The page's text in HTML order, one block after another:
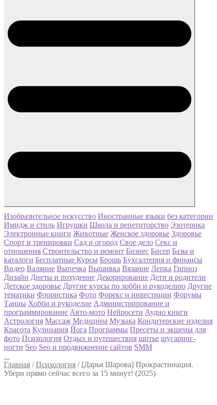
Изобразительное искусство Иностранные языки без категории
Имидж и стиль Игрушки Школа и репетиторство Эзотерика
Электронные книги Животные Женское здоровье Здоровье
Спорт и тренировки Сад и огород Свое дело Секс и
отношения Строительство и ремонт Бизнес Бисер Базы и
каталоги Бесплатные Курсы Брошь Бухгалтерия и финансы
Видео Валяние Выпечка Вышивка Вязание Лепка Гипноз
Дизайн Диеты и похудение Декорирование Дети и родители
Детское здоровье Другие курсы по хобби и рукоделию Другие
тематики Флористика Фото Форекс и инвестиции Форумы
Танцы Хобби и рукоделие Администрирование и
программирование Авто-мото Нейросети Аудио книги
Астрология Массаж Медицина Музыка Кондитерские изделия
Красота Кулинария Йога Программы Пресеты и экшены для
фото Психология Отдых и путешествия шитье шугаринг-
ногти Seo Seo и продвижнение сайтов SMM
Главная /Психология / [Дарья Шарова] Прокрастинация.
Убери прямо сейчас всего за 15 минут! (2025)